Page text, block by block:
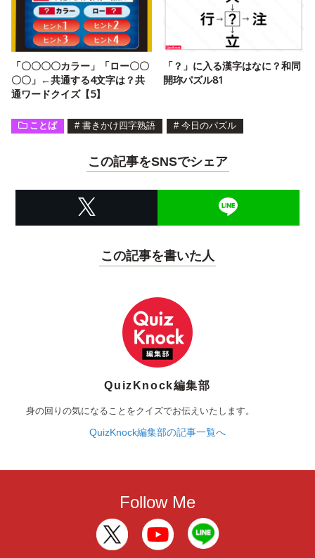
「〇〇〇〇カラー」「ロー〇〇
〇〇」←共通する4文字は？共
通ワードクイズ【5】
「？」に入る漢字はなに？和同
開珎パズル81
ことば # 書きかけ四字熟語 # 今日のパズル
この記事をSNSでシェア
この記事を書いた人
QuizKnock編集部
身の回りの気になることをクイズでお伝えいたします。
QuizKnock編集部の記事一覧へ
Follow Me